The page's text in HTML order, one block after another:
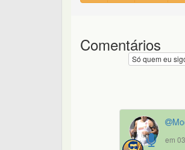
Comentários
Só quem eu
em